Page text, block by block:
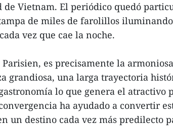
de Vietnam. El periódico quedó
de miles de farolillos
vez que cae la noche.
Parisien, es precisamente la
grandiosa, una larga trayectoria
lo que genera el atractivo
ha ayudado a convertir
un destino cada vez más predilecto